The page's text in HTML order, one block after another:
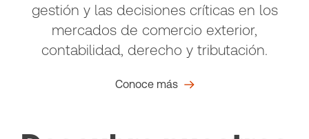
gestión y las decisiones críticas en los
mercados de comercio exterior,
contabilidad, derecho y tributación.
Conoce más